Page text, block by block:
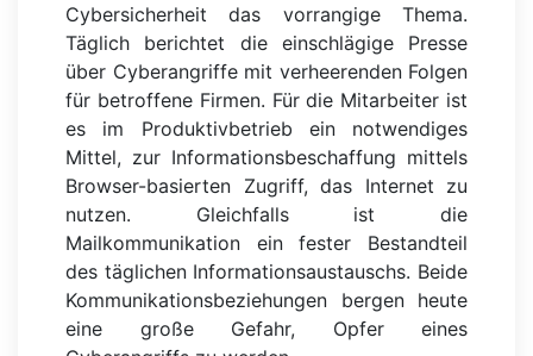
Cybersicherheit das vorrangige Thema.
Täglich berichtet die einschlägige Presse
über Cyberangriffe mit verheerenden Folgen
für betroffene Firmen. Für die Mitarbeiter ist
es im Produktivbetrieb ein notwendiges
Mittel, zur Informationsbeschaffung mittels
Browser-basierten Zugriff, das Internet zu
nutzen. Gleichfalls ist die
Mailkommunikation ein fester Bestandteil
des täglichen Informationsaustauschs. Beide
Kommunikationsbeziehungen bergen heute
eine große Gefahr, Opfer eines